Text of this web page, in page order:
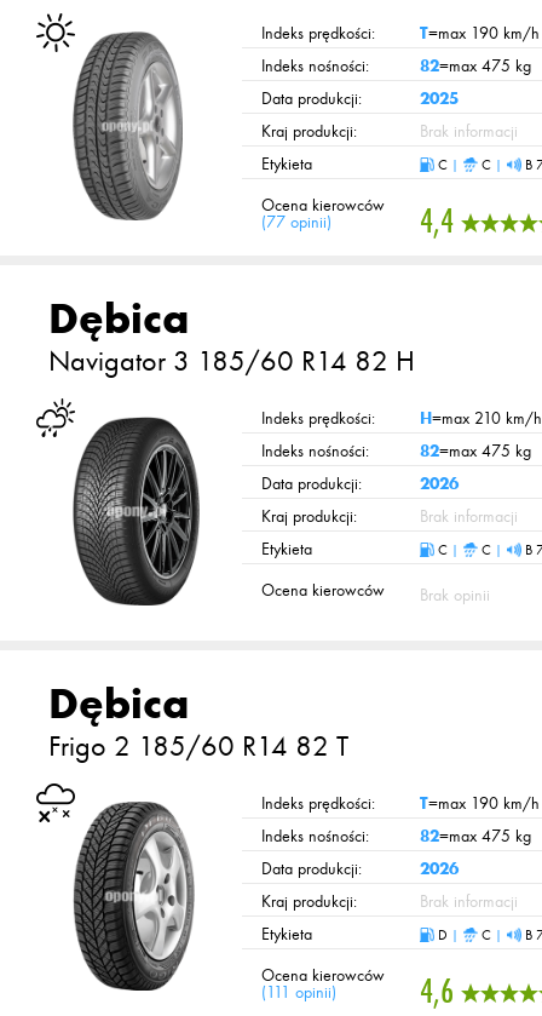
Indeks prędkości: T=max 190 km/h
Indeks nośności:
82=max 475 kg
Data produkcji:
2025
Kraj produkcji:
Brak informacji
Etykieta
C | C | B
Ocena kierowców
(77 opinii) 4,4
Dębica
Navigator 3 185/60 R14 82 H
Indeks prędkości: H=max 210 km/h
Indeks nośności:
82=max 475 kg
Data produkcji:
2026
Kraj produkcji:
Brak informacji
Etykieta
C | C | B
Ocena kierowców Brak opinii
Dębica
Frigo 2 185/60 R14 82 T
Indeks prędkości: T=max 190 km/h
Indeks nośności:
82=max 475 kg
Data produkcji:
2026
Kraj produkcji:
Brak informacji
Etykieta
D | C | B
Ocena kierowców
(111 opinii) 4,6